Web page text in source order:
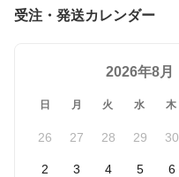
受注・発送カレンダー
2026年8月
日 月 火 水 木
26 27 28 29 30
2 3 4 5 6